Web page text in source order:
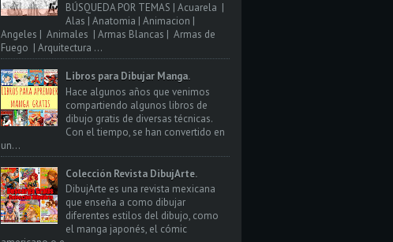
BÚSQUEDA POR TEMAS | Acuarela |
Alas | Anatomia | Animacion |
Angeles | Animales | Armas Blancas | Armas de
Fuego | Arquitectura ...
Libros para Dibujar Manga.
Hace algunos años que venimos
compartiendo algunos libros de
dibujo gratis de diversas técnicas.
Con el tiempo, se han convertido en
un...
Colección Revista DibujArte.
DibujArte es una revista mexicana
que enseña a como dibujar
diferentes estilos del dibujo, como
el manga japonés, el cómic